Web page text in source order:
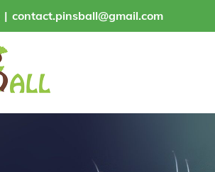
| contact.pinsball@gmail.com